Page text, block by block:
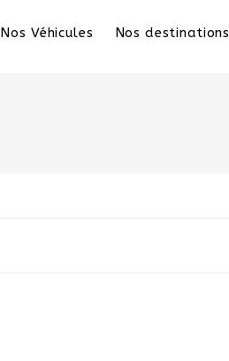
Nos Véhicules Nos destinations